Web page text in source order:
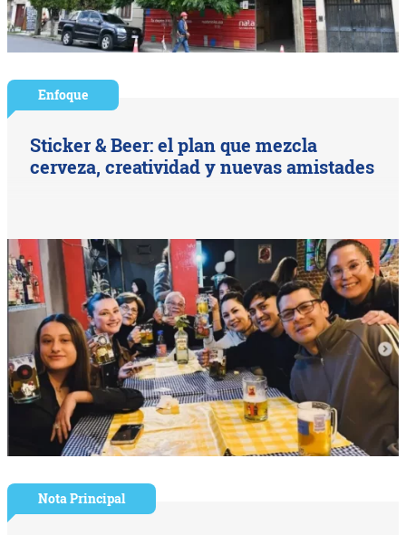
Enfoque
Sticker & Beer: el plan que mezcla
cerveza, creatividad y nuevas amistades
Nota Principal